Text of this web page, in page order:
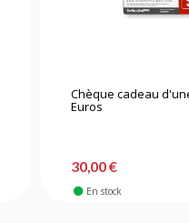
Chèque cadeau
Euros
30,00 €
En stock